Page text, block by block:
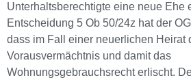
Unterhaltsberechtigte eine neue Ehe
Entscheidung 5 Ob 50/24z hat der
dass im Fall einer neuerlichen Heirat
Vorausvermächtnis und damit das
Wohnungsgebrauchsrecht erlischt.